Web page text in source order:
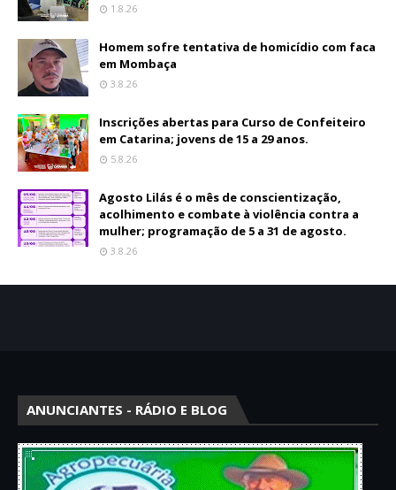
1.8.26
Homem sofre tentativa de homicídio com faca
em Mombaça
3.8.26
Inscrições abertas para Curso de Confeiteiro
em Catarina; jovens de 15 a 29 anos.
5.8.26
Agosto Lilás é o mês de conscientização,
acolhimento e combate à violência contra a
mulher; programação de 5 a 31 de agosto.
3.8.26
ANUNCIANTES - RÁDIO E BLOG